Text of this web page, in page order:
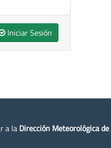
Iniciar Sesión
a la Dirección Meteorológica